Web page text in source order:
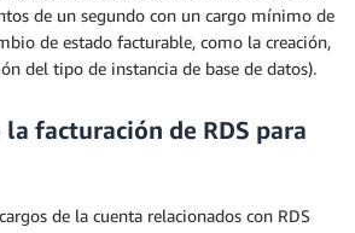
de un segundo con un cargo mínimo de
de estado facturable, como la creación,
del tipo de instancia de base de datos).
la facturación de RDS para
de la cuenta relacionados con RDS